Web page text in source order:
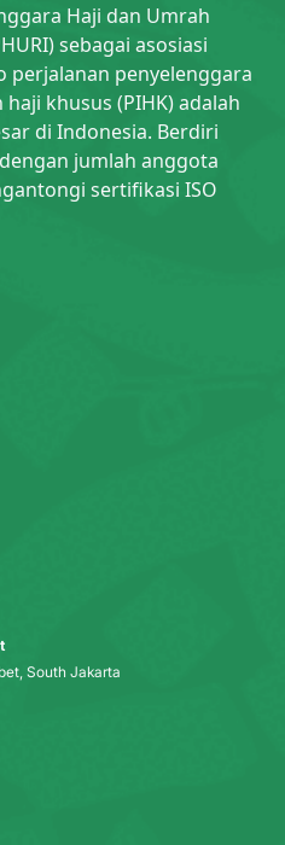
Haji dan Umrah
sebagai asosiasi
penyelenggara
khusus (PIHK) adalah
di Indonesia. Berdiri
jumlah anggota
sertifikasi ISO
South Jakarta